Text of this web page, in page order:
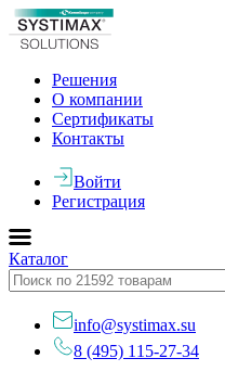
Решения
О компании
Сертификаты
Контакты
Войти
Регистрация
Каталог
info@systimax.su
8 (495) 115-27-34